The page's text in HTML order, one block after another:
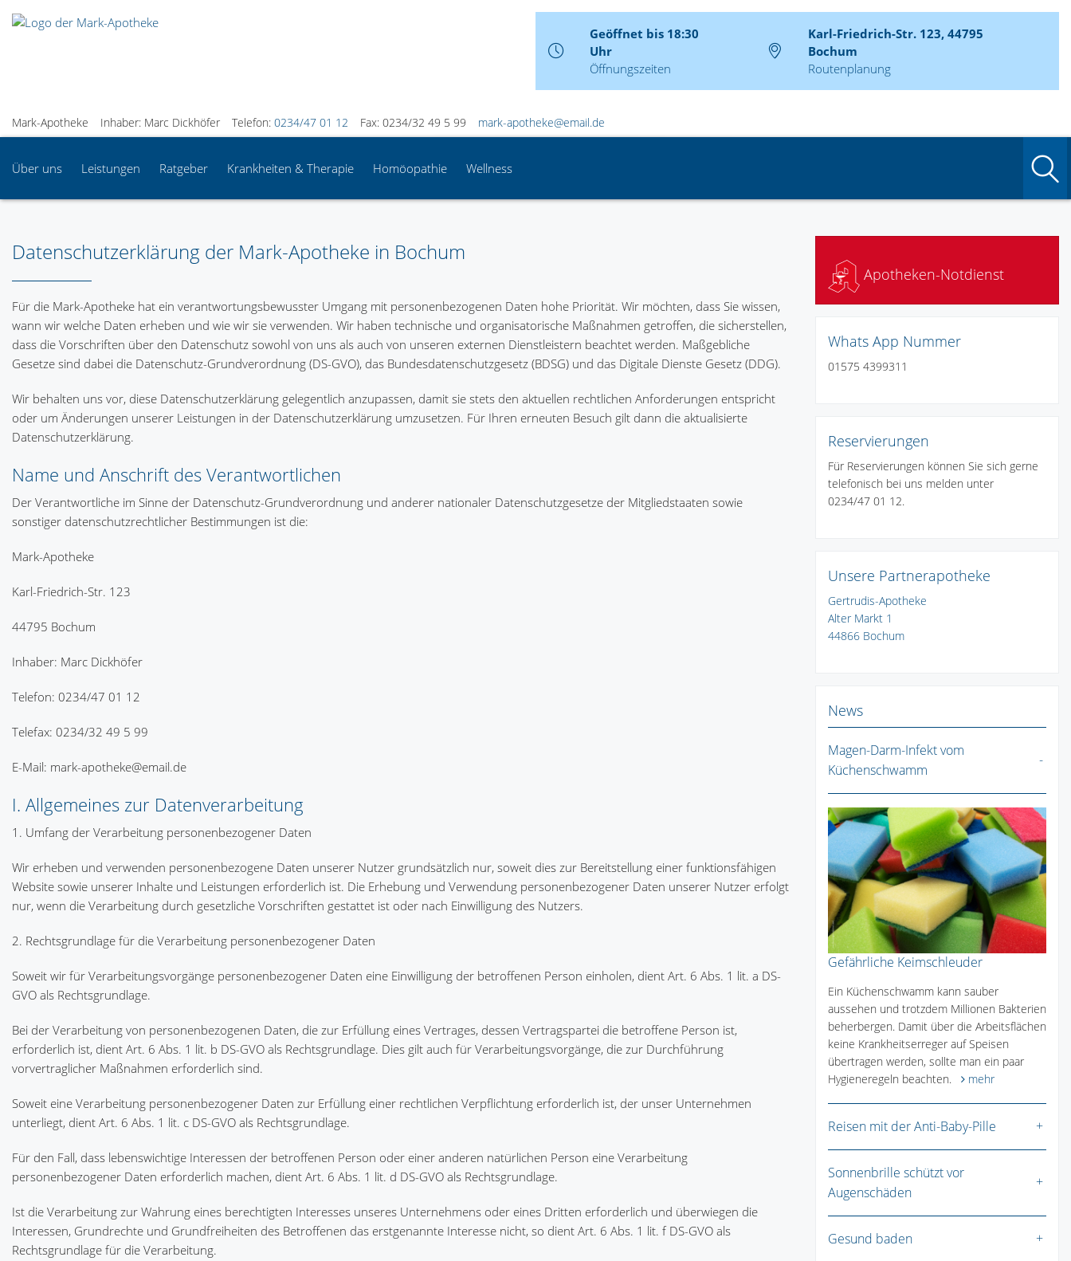
Geöffnet bis 18:30
Uhr
Öffnungszeiten
Karl-Friedrich-Str. 123, 44795
Bochum
Routenplanung
Mark-Apotheke Inhaber: Marc Dickhöfer Telefon: 0234/47 01 12 Fax: 0234/32 49 5 99 mark-apotheke@email.de
Über uns Leistungen Ratgeber Krankheiten & Therapie Homöopathie Wellness
Datenschutzerklärung der Mark-Apotheke in Bochum
Für die Mark-Apotheke hat ein verantwortungsbewusster Umgang mit personenbezogenen Daten hohe Priorität. Wir möchten, dass Sie wissen,
wann wir welche Daten erheben und wie wir sie verwenden. Wir haben technische und organisatorische Maßnahmen getroffen, die sicherstellen,
dass die Vorschriften über den Datenschutz sowohl von uns als auch von unseren externen Dienstleistern beachtet werden. Maßgebliche
Gesetze sind dabei die Datenschutz-Grundverordnung (DS-GVO), das Bundesdatenschutzgesetz (BDSG) und das Digitale Dienste Gesetz (DDG).
Wir behalten uns vor, diese Datenschutzerklärung gelegentlich anzupassen, damit sie stets den aktuellen rechtlichen Anforderungen entspricht
oder um Änderungen unserer Leistungen in der Datenschutzerklärung umzusetzen. Für Ihren erneuten Besuch gilt dann die aktualisierte
Datenschutzerklärung.
Name und Anschrift des Verantwortlichen
Der Verantwortliche im Sinne der Datenschutz-Grundverordnung und anderer nationaler Datenschutzgesetze der Mitgliedstaaten sowie
sonstiger datenschutzrechtlicher Bestimmungen ist die:
Mark-Apotheke
Karl-Friedrich-Str. 123
44795 Bochum
Inhaber: Marc Dickhöfer
Telefon: 0234/47 01 12
Telefax: 0234/32 49 5 99
E-Mail: mark-apotheke@email.de
I. Allgemeines zur Datenverarbeitung
1. Umfang der Verarbeitung personenbezogener Daten
Wir erheben und verwenden personenbezogene Daten unserer Nutzer grundsätzlich nur, soweit dies zur Bereitstellung einer funktionsfähigen
Website sowie unserer Inhalte und Leistungen erforderlich ist. Die Erhebung und Verwendung personenbezogener Daten unserer Nutzer erfolgt
nur, wenn die Verarbeitung durch gesetzliche Vorschriften gestattet ist oder nach Einwilligung des Nutzers.
2. Rechtsgrundlage für die Verarbeitung personenbezogener Daten
Soweit wir für Verarbeitungsvorgänge personenbezogener Daten eine Einwilligung der betroffenen Person einholen, dient Art. 6 Abs. 1 lit. a DS-
GVO als Rechtsgrundlage.
Bei der Verarbeitung von personenbezogenen Daten, die zur Erfüllung eines Vertrages, dessen Vertragspartei die betroffene Person ist,
erforderlich ist, dient Art. 6 Abs. 1 lit. b DS-GVO als Rechtsgrundlage. Dies gilt auch für Verarbeitungsvorgänge, die zur Durchführung
vorvertraglicher Maßnahmen erforderlich sind.
Soweit eine Verarbeitung personenbezogener Daten zur Erfüllung einer rechtlichen Verpflichtung erforderlich ist, der unser Unternehmen
unterliegt, dient Art. 6 Abs. 1 lit. c DS-GVO als Rechtsgrundlage.
Für den Fall, dass lebenswichtige Interessen der betroffenen Person oder einer anderen natürlichen Person eine Verarbeitung
personenbezogener Daten erforderlich machen, dient Art. 6 Abs. 1 lit. d DS-GVO als Rechtsgrundlage.
Ist die Verarbeitung zur Wahrung eines berechtigten Interesses unseres Unternehmens oder eines Dritten erforderlich und überwiegen die
Interessen, Grundrechte und Grundfreiheiten des Betroffenen das erstgenannte Interesse nicht, so dient Art. 6 Abs. 1 lit. f DS-GVO als
Rechtsgrundlage für die Verarbeitung.
Apotheken-Notdienst
Whats App Nummer
01575 4399311
Reservierungen
Für Reservierungen können Sie sich gerne
telefonisch bei uns melden unter
0234/47 01 12.
Unsere Partnerapotheke
Gertrudis-Apotheke
Alter Markt 1
44866 Bochum
News
Magen-Darm-Infekt vom
Küchenschwamm
Gefährliche Keimschleuder
Ein Küchenschwamm kann sauber
aussehen und trotzdem Millionen Bakterien
beherbergen. Damit über die Arbeitsflächen
keine Krankheitserreger auf Speisen
übertragen werden, sollte man ein paar
Hygieneregeln beachten.
mehr
Reisen mit der Anti-Baby-Pille
Sonnenbrille schützt vor
Augenschäden
Gesund baden